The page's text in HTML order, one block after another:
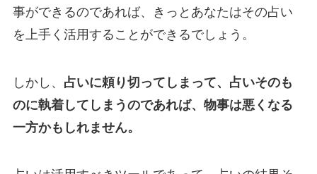
事ができるのであれば、きっとあなたはその占い
を上手く活用することができるでしょう。
しかし、 占いに頼り切ってしまって、占いそのも
のに執着してしまうのであれば、物事は悪くなる
一方かもしれません。